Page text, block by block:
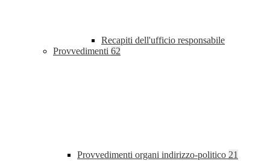
Recapiti dell'ufficio responsabile
Provvedimenti 62
Provvedimenti organi indirizzo-politico 21